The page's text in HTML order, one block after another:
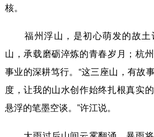
核。
福州浮山，是初心萌发的故土
山，承载磨砺淬炼的青春岁月；杭
事业的深耕笃行。“这三座山，有故
度，让我的山水创作始终扎根真实
悬浮的笔墨空谈。”许江说。